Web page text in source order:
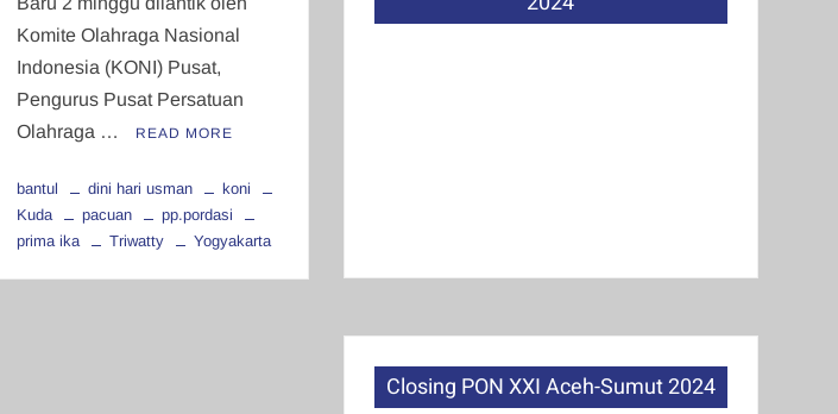
Komite Olahraga Nasional
Indonesia (KONI) Pusat,
Pengurus Pusat Persatuan
Olahraga …
READ MORE
bantul dini hari usman
koni
Kuda
pacuan
pp.pordasi
prima ika
Triwatty Yogyakarta
Closing PON XXI Aceh-Sumut 2024